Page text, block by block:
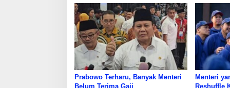
Prabowo Terharu, Banyak Menteri
Belum Terima Gaji
Menteri
Reshuffle